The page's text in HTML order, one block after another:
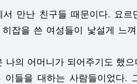
만난 친구들 때문이다. 요
잡을 쓴 여성들이 낯설게 느
의 어머니가 되어주기도 했
들을 대하는 사람들이었다.